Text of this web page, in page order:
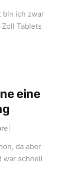
bin ich zwar
Tablets
eine
da aber
war schnell